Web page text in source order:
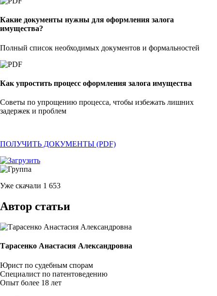
Какие документы нужны для оформления залога
имущества?
Полный список необходимых документов и формальностей
Как упростить процесс оформления залога имущества
Советы по упрощению процесса, чтобы избежать лишних
задержек и проблем
ПОЛУЧИТЬ ДОКУМЕНТЫ (PDF)
Уже скачали 1 653
Автор статьи
Тарасенко Анастасия Александровна
Юрист по судебным спорам
Специалист по патентоведению
Опыт более 18 лет